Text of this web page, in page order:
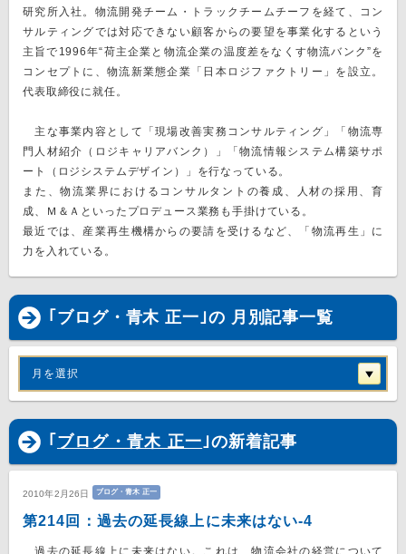
研究所入社。物流開発チーム・トラックチームチーフを経て、コン
サルティングでは対応できない顧客からの要望を事業化するという
主旨で1996年“荷主企業と物流企業の温度差をなくす物流バンク”を
コンセプトに、物流新業態企業「日本ロジファクトリー」を設立。
代表取締役に就任。
主な事業内容として「現場改善実務コンサルティング」「物流専
門人材紹介（ロジキャリアバンク）」「物流情報システム構築サポ
ート（ロジシステムデザイン）」を行なっている。
また、物流業界におけるコンサルタントの養成、人材の採用、育
成、Ｍ＆Ａといったプロデュース業務も手掛けている。
最近では、産業再生機構からの要請を受けるなど、「物流再生」に
力を入れている。
｢ブログ・青木 正一｣の 月別記事一覧
月を選択
｢ ブログ・青木 正一｣の新着記事
2010年2月26日 ブログ・青木 正一
第214回：過去の延長線上に未来はない-4